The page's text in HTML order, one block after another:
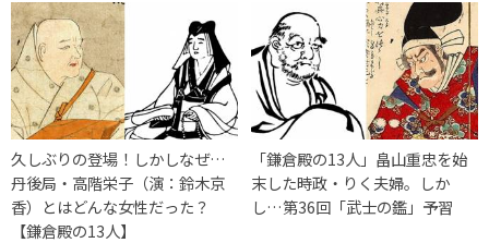
久しぶりの登場！しかしなぜ…
丹後局・高階栄子（演：鈴木京
香）とはどんな女性だった？
【鎌倉殿の13人】
「鎌倉殿の13人」畠山重忠を始
末した時政・りく夫婦。しか
し…第36回「武士の鑑」予習